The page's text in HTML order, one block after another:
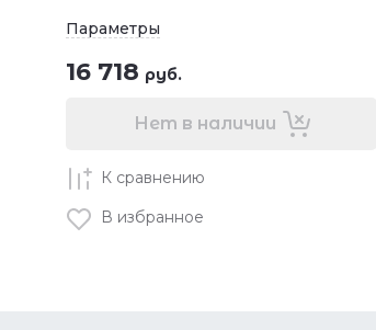
Параметры
16 718 руб.
Нет в наличии
К сравнению
В избранное